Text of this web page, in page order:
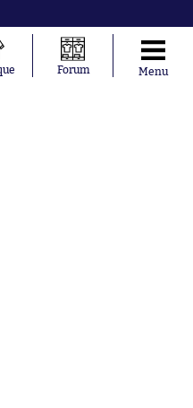
Forum Menu